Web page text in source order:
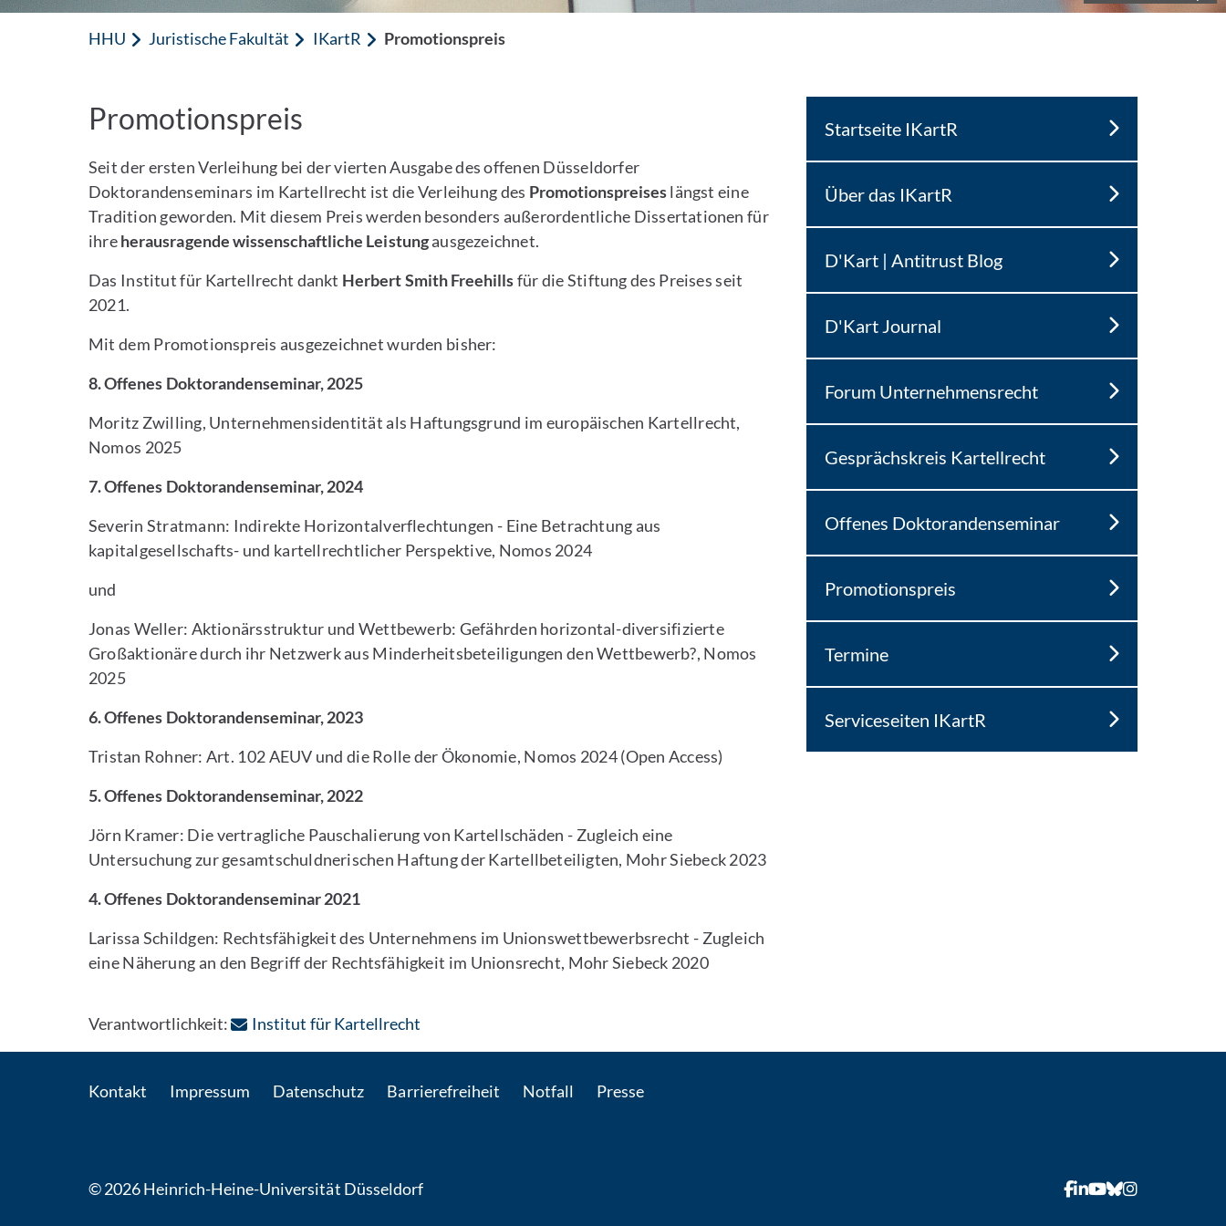
HHU Juristische Fakultät IKartR Promotionspreis
Promotionspreis
Seit der ersten Verleihung bei der vierten Ausgabe des offenen Düsseldorfer
Doktorandenseminars im Kartellrecht ist die Verleihung des Promotionspreiseslängst eine
Tradition geworden. Mit diesem Preis werden besonders außerordentliche Dissertationen für
ihreherausragende wissenschaftliche Leistungausgezeichnet.
Das Institut für Kartellrecht dankt Herbert Smith Freehillsfür die Stiftung des Preises seit
2021.
Mit dem Promotionspreis ausgezeichnet wurden bisher:
8. Offenes Doktorandenseminar, 2025
Moritz Zwilling, Unternehmensidentität als Haftungsgrund im europäischen Kartellrecht,
Nomos 2025
7. Offenes Doktorandenseminar, 2024
Severin Stratmann: Indirekte Horizontalverflechtungen - Eine Betrachtung aus
kapitalgesellschafts- und kartellrechtlicher Perspektive, Nomos 2024
und
Jonas Weller: Aktionärsstruktur und Wettbewerb: Gefährden horizontal-diversifizierte
Großaktionäre durch ihr Netzwerk aus Minderheitsbeteiligungen den Wettbewerb?, Nomos
2025
6. Offenes Doktorandenseminar, 2023
Tristan Rohner: Art. 102 AEUV und die Rolle der Ökonomie, Nomos 2024 (Open Access)
5. Offenes Doktorandenseminar, 2022
Jörn Kramer: Die vertragliche Pauschalierung von Kartellschäden - Zugleich eine
Untersuchung zur gesamtschuldnerischen Haftung der Kartellbeteiligten, Mohr Siebeck 2023
4. Offenes Doktorandenseminar 2021
Larissa Schildgen: Rechtsfähigkeit des Unternehmens im Unionswettbewerbsrecht - Zugleich
eine Näherung an den Begriff der Rechtsfähigkeit im Unionsrecht, Mohr Siebeck 2020
Startseite IKartR
Über das IKartR
D'Kart | Antitrust Blog
D'Kart Journal
Forum Unternehmensrecht
Gesprächskreis Kartellrecht
Offenes Doktorandenseminar
Promotionspreis
Termine
Serviceseiten IKartR
Verantwortlichkeit: Institut für Kartellrecht: Per E-Mail kontaktieren
Kontakt Impressum Datenschutz Barrierefreiheit Notfall Presse
© 2026 Heinrich-Heine-Universität Düsseldorf